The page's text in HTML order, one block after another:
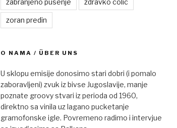
zoran predin
O NAMA / ÜBER UNS
U sklopu emisije donosimo stari dobri (i pomalo
zaboravljeni) zvuk iz bivse Jugoslavije, manje
poznate groovy stvari iz perioda od 1960,
direktno sa vinila uz lagano pucketanje
gramofonske igle. Povremeno radimo i intervjue